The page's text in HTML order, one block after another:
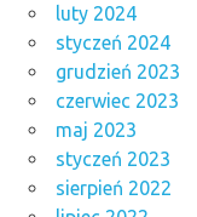
luty 2024
styczeń 2024
grudzień 2023
czerwiec 2023
maj 2023
styczeń 2023
sierpień 2022